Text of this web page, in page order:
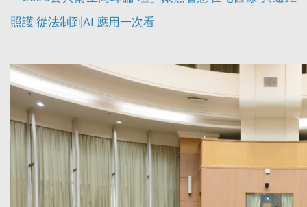
照護 從法制到AI 應用一次看